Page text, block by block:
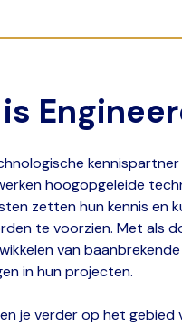
hoogopgeleide
zetten hun kennis en
te voorzien. Met als
van
in hun projecten.
je verder op het gebied